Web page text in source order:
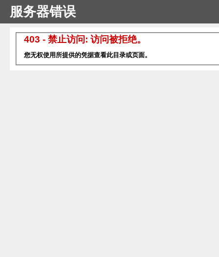
服务器错误
403 - 禁止访问: 访问被拒绝。
您无权使用所提供的凭据查看此目录或页面。